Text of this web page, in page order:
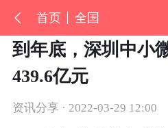
首页 全国
到年底，深圳中小
439.6亿元
资讯分享 · 2022-03-29 12:00